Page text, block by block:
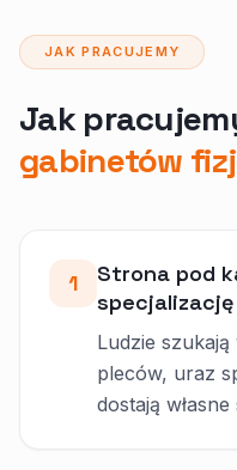
JAK PRACUJEMY
Jak
gabinetów
1
Strona pod
specjalizację
Ludzie
pleców, uraz
dostają